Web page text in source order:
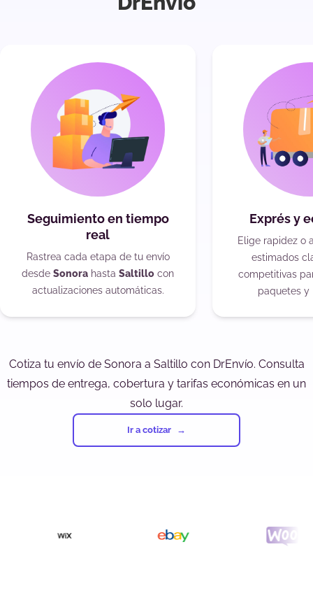
Seguimiento en tiempo
real
Rastrea cada etapa de tu envío
desde Sonora hasta Saltillo con
actualizaciones automáticas.
Exprés y
Elige rapidez o
estimados
competitivas
paquetes y
Cotiza tu envío de Sonora a Saltillo con DrEnvío. Consulta
tiempos de entrega, cobertura y tarifas económicas en un
solo lugar.
Ir a cotizar